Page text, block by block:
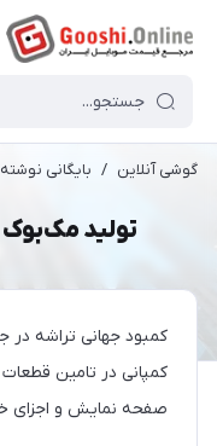
گوشی آنلاین / بایگانی
تولید مک‌بوک
کمبود جهانی تراشه در
کمپانی در تامین
صفحه نمایش و